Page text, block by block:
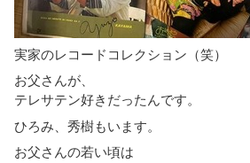
実家のレコードコレクション（笑）
お父さんが、
テレサテン好きだったんです。
ひろみ、秀樹もいます。
お父さんの若い頃は